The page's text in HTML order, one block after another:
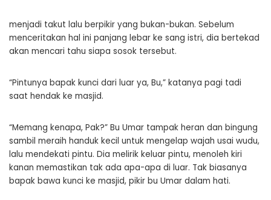
menjadi takut lalu berpikir yang bukan-bukan. Sebelum
menceritakan hal ini panjang lebar ke sang istri, dia bertekad
akan mencari tahu siapa sosok tersebut.
“Pintunya bapak kunci dari luar ya, Bu,” katanya pagi tadi
saat hendak ke masjid.
“Memang kenapa, Pak?” Bu Umar tampak heran dan bingung
sambil meraih handuk kecil untuk mengelap wajah usai wudu,
lalu mendekati pintu. Dia melirik keluar pintu, menoleh kiri
kanan memastikan tak ada apa-apa di luar. Tak biasanya
bapak bawa kunci ke masjid, pikir bu Umar dalam hati.